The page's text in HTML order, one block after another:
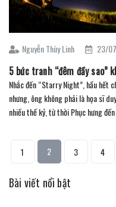
Nguyễn Thùy Linh 23/
5 bức tranh “đêm đầy sao”
Nhắc đến “Starry Night”, hầu hết
nhưng, ông không phải là họa sĩ
nhiều thế kỷ, từ thời Phục hưng
1 2 3 4
Bài viết nổi bật